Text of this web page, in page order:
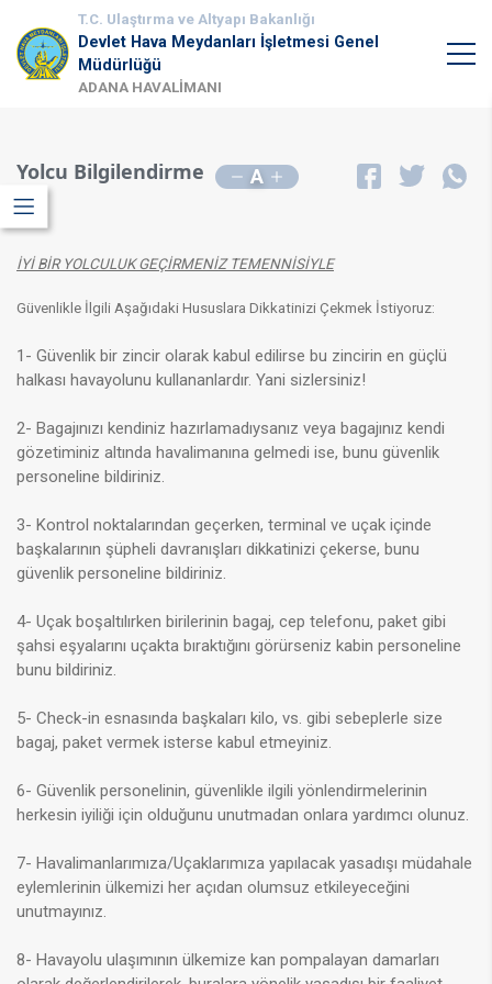
T.C. Ulaştırma ve Altyapı Bakanlığı
Devlet Hava Meydanları İşletmesi Genel
Müdürlüğü
ADANA HAVALİMANI
Yolcu Bilgilendirme A
İYİ BİR YOLCULUK GEÇİRMENİZ TEMENNİSİYLE
Güvenlikle İlgili Aşağıdaki Hususlara Dikkatinizi Çekmek İstiyoruz:
1 - Güvenlik bir zincir olarak kabul edilirse bu zincirin en güçlü
halkası havayolunu kullananlardır. Yani sizlersiniz!
2- Bagajınızı kendiniz hazırlamadıysanız veya bagajınız kendi
gözetiminiz altında havalimanına gelmedi ise, bunu güvenlik
personeline bildiriniz.
3- Kontrol noktalarından geçerken, terminal ve uçak içinde
başkalarının şüpheli davranışları dikkatinizi çekerse, bunu
güvenlik personeline bildiriniz.
4- Uçak boşaltılırken birilerinin bagaj, cep telefonu, paket gibi
şahsi eşyalarını uçakta bıraktığını görürseniz kabin personeline
bunu bildiriniz.
5- Check-in esnasında başkaları kilo, vs. gibi sebeplerle size
bagaj, paket vermek isterse kabul etmeyiniz.
6- Güvenlik personelinin, güvenlikle ilgili yönlendirmelerinin
herkesin iyiliği için olduğunu unutmadan onlara yardımcı olunuz.
7- Havalimanlarımıza/Uçaklarımıza yapılacak yasadışı müdahale
eylemlerinin ülkemizi her açıdan olumsuz etkileyeceğini
unutmayınız.
8- Havayolu ulaşımının ülkemize kan pompalayan damarları